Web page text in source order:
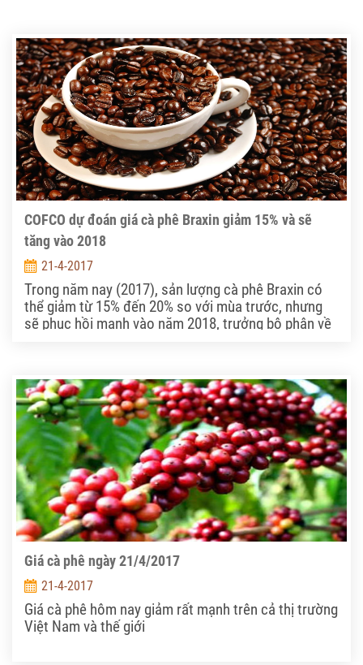
COFCO dự đoán giá cà phê Braxin giảm 15% và sẽ
tăng vào 2018
21-4-2017
Trong năm nay (2017), sản lượng cà phê Braxin có
thể giảm từ 15% đến 20% so với mùa trước, nhưng
sẽ phục hồi mạnh vào năm 2018, trưởng bộ phận về
qua.
Giá cà phê ngày 21/4/2017
21-4-2017
Giá cà phê hôm nay giảm rất mạnh trên cả thị trường
Việt Nam và thế giới